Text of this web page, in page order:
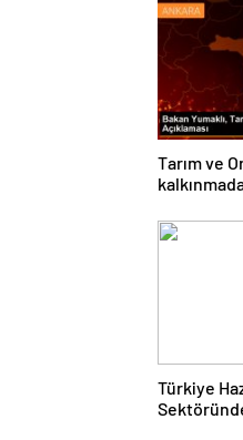
Tarım ve
Türkiye